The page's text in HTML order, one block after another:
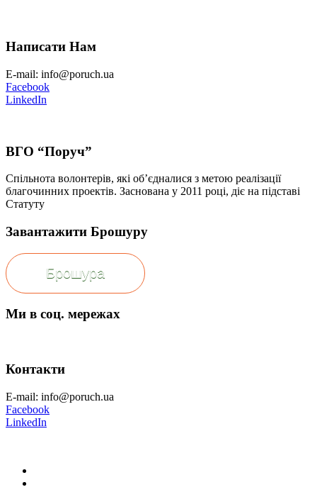
Написати Нам
E-mail: info@poruch.ua
Facebook
LinkedIn
ВГО “Поруч”
Спільнота волонтерів, які об’єдналися з метою реалізації
благочинних проектів. Заснована у 2011 році, діє на підставі
Статуту
Завантажити Брошуру
Брошура
Ми в соц. мережах
Контакти
E-mail: info@poruch.ua
Facebook
LinkedIn